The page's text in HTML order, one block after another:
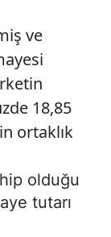
ve
18,85
ortaklık
olduğu
tutarı